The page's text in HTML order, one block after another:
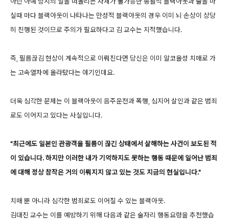
실때 마다 블랙아웃이 나타나는 만성적 블랙아웃의 경우 이미 뇌 손상이 상당
히 진행된 것이므로 주의가 필요하다고 김 교수는 지적했습니다.
즉, 필름끊김 현상이 계속적으로 이뤄진다면 당신은 이미 알코올성 치매로 가
는 고속열차에 올라탔다는 얘기인데요.
더욱 심각한 문제는 이 블랙아웃이 음주운전과 폭행, 심지어 살인과 같은 범죄
로도 이어지고 있다는 사실입니다.
"최근에도 일본인 관광객을 필름이 끊긴 상태에서 살해하는 사건이 보도된 적
이 있습니다. 하지만 이러한 내가 기억하지도 못하는 행동 때문에 일어난 범죄
에 대해 정상 참작은 거의 이뤄지지 않고 있는 것도 지금의 현실입니다."
치매 뿐 아니라 심각한 범죄로도 이어질 수 있는 블랙아웃.
김대진 교수는 이를 예방하기 위해 다음과 같은 술자리 행동요령을 추천했습